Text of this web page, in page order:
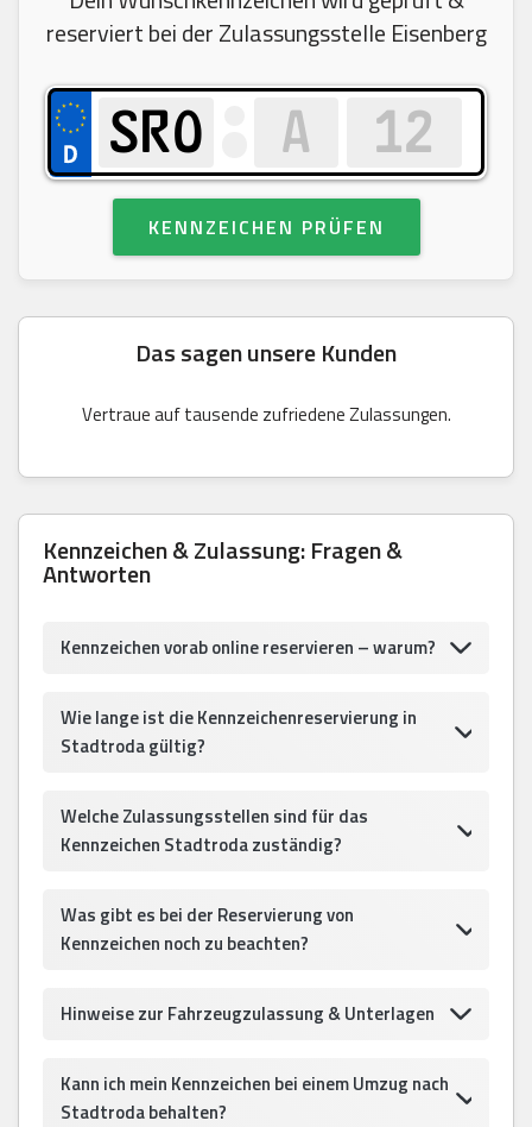
reserviert bei der Zulassungsstelle Eisenberg
KENNZEICHEN PRÜFEN
Das sagen unsere Kunden
Vertraue auf tausende zufriedene Zulassungen.
Kennzeichen & Zulassung: Fragen &
Antworten
Kennzeichen vorab online reservieren – warum?
Wie lange ist die Kennzeichenreservierung in
Stadtroda gültig?
Welche Zulassungsstellen sind für das
Kennzeichen Stadtroda zuständig?
Was gibt es bei der Reservierung von
Kennzeichen noch zu beachten?
Hinweise zur Fahrzeugzulassung & Unterlagen
Kann ich mein Kennzeichen bei einem Umzug nach
Stadtroda behalten?